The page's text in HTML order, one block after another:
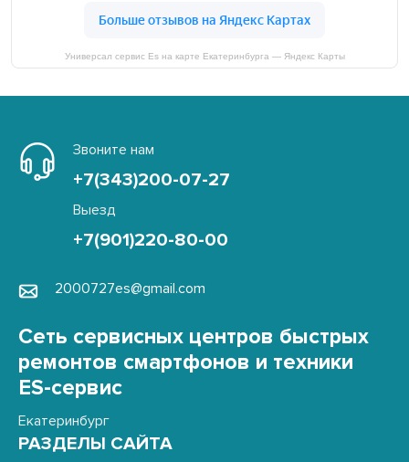
Универсал сервис Es на карте Екатеринбурга — Яндекс Карты
Звоните нам
+7(343)200-07-27
Выезд
+7(901)220-80-00
2000727es@gmail.com
Сеть сервисных центров быстрых
ремонтов смартфонов и техники
ES-сервис
Екатеринбург
РАЗДЕЛЫ САЙТА